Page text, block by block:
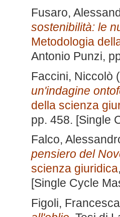
Fusaro,
sostenibilità: le
Metodologia
Antonio Punzi,
Faccini, Niccolò
un'indagine
della scienza
pp. 458. [Single
Falco,
pensiero del
scienza giuridica
[Single Cycle
Figoli, Francesca